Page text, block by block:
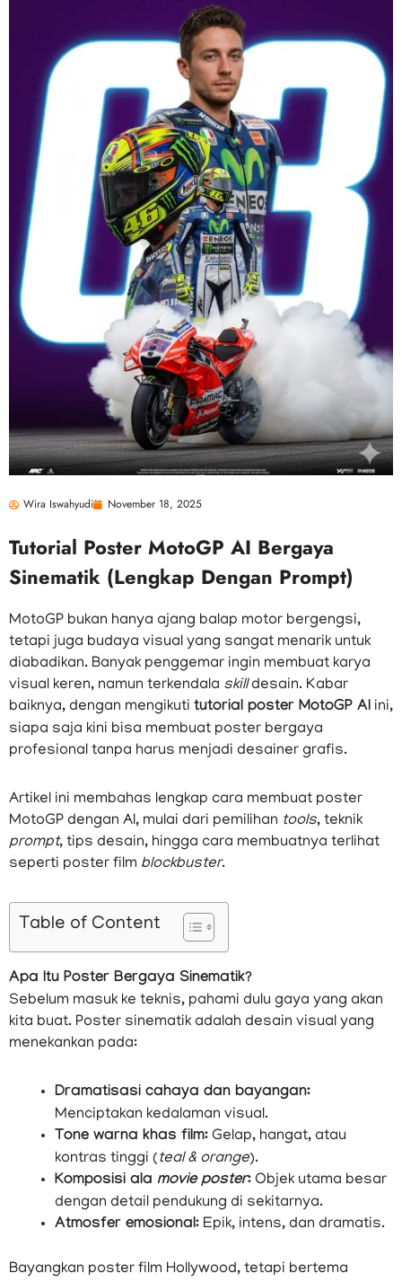
Wira Iswahyudi November 18, 2025
Tutorial Poster MotoGP AI Bergaya
Sinematik (Lengkap Dengan Prompt)
MotoGP bukan hanya ajang balap motor bergengsi,
tetapi juga budaya visual yang sangat menarik untuk
diabadikan. Banyak penggemar ingin membuat karya
visual keren, namun terkendala skilldesain. Kabar
baiknya, dengan mengikuti tutorial poster MotoGP AI ini,
siapa saja kini bisa membuat poster bergaya
profesional tanpa harus menjadi desainer grafis.
Artikel ini membahas lengkap cara membuat poster
MotoGP dengan AI, mulai dari pemilihan tools, teknik
prompt, tips desain, hingga cara membuatnya terlihat
seperti poster film blockbuster.
Table of Content
Apa Itu Poster Bergaya Sinematik?
Sebelum masuk ke teknis, pahami dulu gaya yang akan
kita buat. Poster sinematik adalah desain visual yang
menekankan pada:
Dramatisasi cahaya dan bayangan:
Menciptakan kedalaman visual.
Tone warna khas film: Gelap, hangat, atau
kontras tinggi (teal & orange).
Komposisi ala movie poster: Objek utama besar
dengan detail pendukung di sekitarnya.
Atmosfer emosional: Epik, intens, dan dramatis.
Bayangkan poster film Hollywood, tetapi bertema